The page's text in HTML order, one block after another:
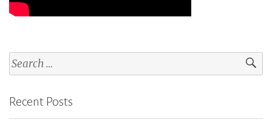
S
e
r
c
Recent Posts